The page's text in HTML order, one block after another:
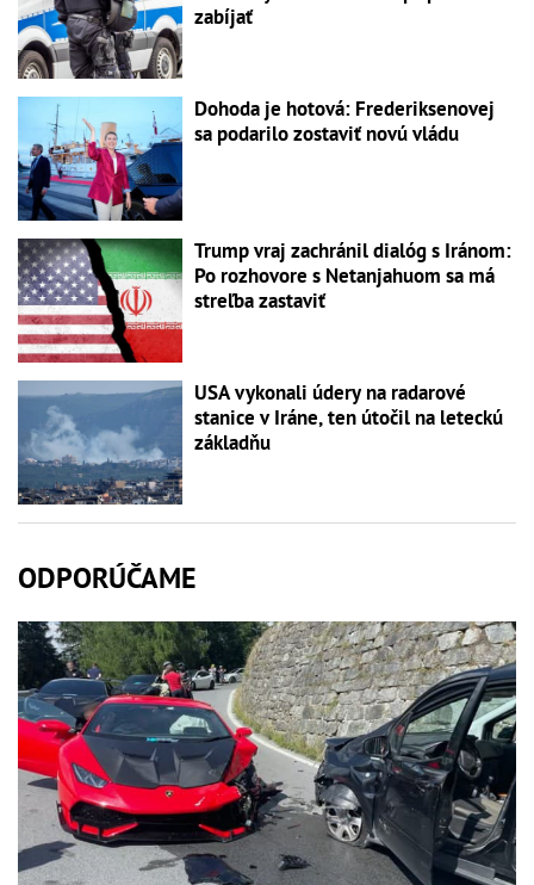
zabíjať
Dohoda je hotová: Frederiksenovej
sa podarilo zostaviť novú vládu
Trump vraj zachránil dialóg s Iránom:
Po rozhovore s Netanjahuom sa má
streľba zastaviť
USA vykonali údery na radarové
stanice v Iráne, ten útočil na leteckú
základňu
ODPORÚČAME